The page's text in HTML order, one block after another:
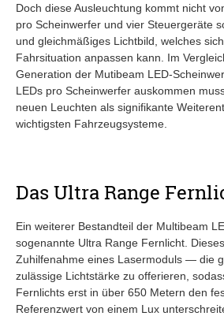
Doch diese Ausleuchtung kommt nicht
pro Scheinwerfer und vier Steuergeräte
und gleichmäßiges Lichtbild, welches
Fahrsituation anpassen kann. Im
Generation der Mutibeam LED-
LEDs pro Scheinwerfer auskommen
neuen Leuchten als signifikante
wichtigsten Fahrzeugsysteme.
Das Ultra Range
Ein weiterer Bestandteil der Multibeam
sogenannte Ultra Range Fernlicht.
Zuhilfenahme eines Lasermoduls — die
zulässige Lichtstärke zu offerieren,
Fernlichts erst in über 650 Metern den
Referenzwert von einem Lux